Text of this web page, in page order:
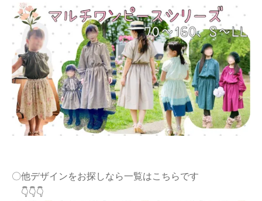
〇他デザインをお探しなら一覧はこちらです
👇👇👇